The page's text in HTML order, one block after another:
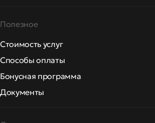
Полезное
Стоимость услуг
Способы оплаты
Бонусная программа
Документы